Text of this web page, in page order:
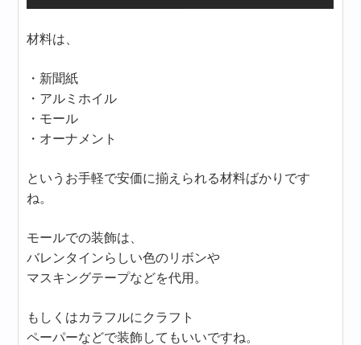
材料は、
・新聞紙
・アルミホイル
・モール
・オーナメント
というお手軽で安価に揃えられる材料ばかりです
ね。
モールでの装飾は、
バレンタインらしい色のリボンや
マスキングテープなどを代用。
もしくはカラフルにクラフト
ペーパーなどで装飾してもいいですね。